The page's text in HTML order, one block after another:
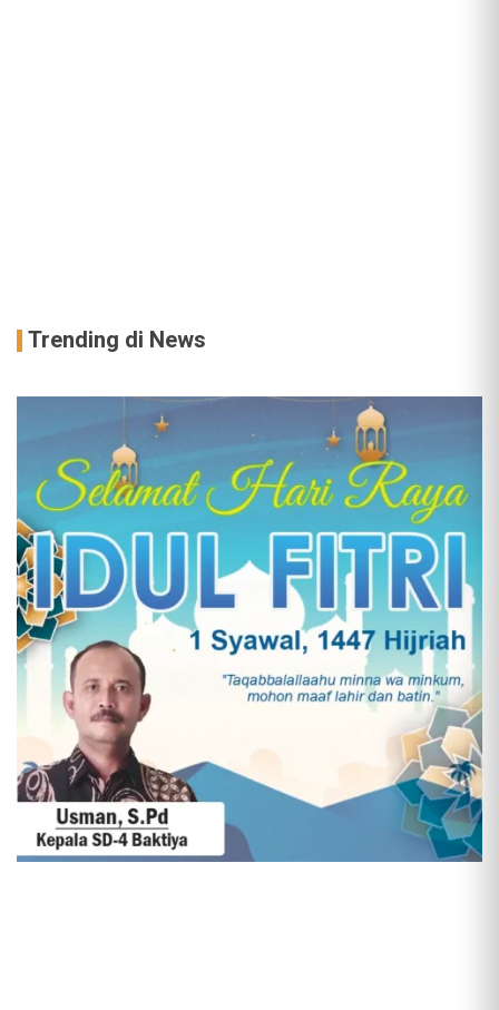
Trending di News